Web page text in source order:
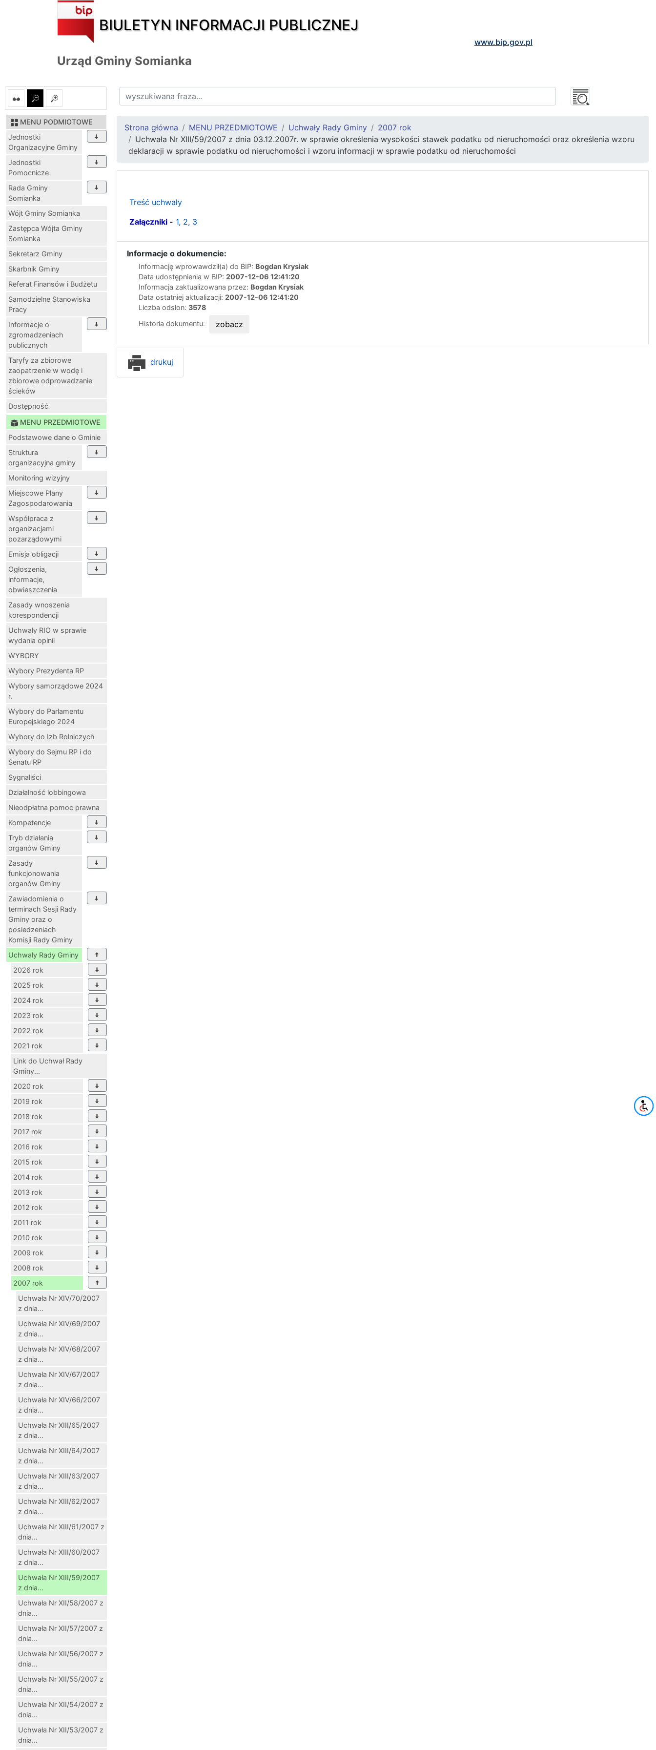
BIULETYN INFORMACJI PUBLICZNEJ
www.bip.gov.pl
Urząd Gminy Somianka
MENU PODMIOTOWE
Jednostki
Organizacyjne Gminy
Jednostki
Pomocnicze
Rada Gminy
Somianka
Wójt Gminy Somianka
Zastępca Wójta Gminy
Somianka
Sekretarz Gminy
Skarbnik Gminy
Referat Finansów i Budżetu
Samodzielne Stanowiska
Pracy
Informacje o
zgromadzeniach
publicznych
Taryfy za zbiorowe
zaopatrzenie w wodę i
zbiorowe odprowadzanie
ścieków
Dostępność
MENU PRZEDMIOTOWE
Podstawowe dane o Gminie
Struktura
organizacyjna gminy
Monitoring wizyjny
Miejscowe Plany
Zagospodarowania
Współpraca z
organizacjami
pozarządowymi
Emisja obligacji
Ogłoszenia,
informacje,
obwieszczenia
Zasady wnoszenia
korespondencji
Uchwały RIO w sprawie
wydania opinii
WYBORY
Wybory Prezydenta RP
Wybory samorządowe 2024
r.
Wybory do Parlamentu
Europejskiego 2024
Wybory do Izb Rolniczych
Wybory do Sejmu RP i do
Senatu RP
Sygnaliści
Działalność lobbingowa
Nieodpłatna pomoc prawna
Kompetencje
Tryb działania
organów Gminy
Zasady
funkcjonowania
organów Gminy
Zawiadomienia o
terminach Sesji Rady
Gminy oraz o
posiedzeniach
Komisji Rady Gminy
Uchwały Rady Gminy
2026 rok
2025 rok
2024 rok
2023 rok
2022 rok
2021 rok
Link do Uchwał Rady
Gminy...
2020 rok
2019 rok
2018 rok
2017 rok
2016 rok
2015 rok
2014 rok
2013 rok
2012 rok
2011 rok
2010 rok
2009 rok
2008 rok
2007 rok
Uchwała Nr XIV/70/2007
z dnia...
Uchwała Nr XIV/69/2007
z dnia...
Uchwała Nr XIV/68/2007
z dnia...
Uchwała Nr XIV/67/2007
z dnia...
Uchwała Nr XIV/66/2007
z dnia...
Uchwała Nr XIII/65/2007
z dnia...
Uchwała Nr XIII/64/2007
z dnia...
Uchwała Nr XIII/63/2007
z dnia...
Uchwała Nr XIII/62/2007
z dnia...
Uchwała Nr XIII/61/2007 z
dnia...
Uchwała Nr XIII/60/2007
z dnia...
Uchwała Nr XIII/59/2007
z dnia...
Uchwała Nr XII/58/2007 z
dnia...
Uchwała Nr XII/57/2007 z
dnia...
Uchwała Nr XII/56/2007 z
dnia...
Uchwała Nr XII/55/2007 z
dnia...
Uchwała Nr XII/54/2007 z
dnia...
Uchwała Nr XII/53/2007 z
dnia...
Strona główna MENU PRZEDMIOTOWE Uchwały Rady Gminy
2007 rok
Uchwała Nr XIII/59/2007 z dnia 03.12.2007r. w sprawie określenia wysokości stawek podatku od nieruchomości oraz określenia wzoru
deklaracji w sprawie podatku od nieruchomości i wzoru informacji w sprawie podatku od nieruchomości
Treść uchwały
Załączniki - 1, 2, 3
Informacje o dokumencie:
Informację wprowawdził(a) do BIP: Bogdan Krysiak
Data udostępnienia w BIP: 2007-12-06 12:41:20
Informacja zaktualizowana przez: Bogdan Krysiak
Data ostatniej aktualizacji: 2007-12-06 12:41:20
Liczba odsłon: 3578
Historia dokumentu:
zobacz
drukuj